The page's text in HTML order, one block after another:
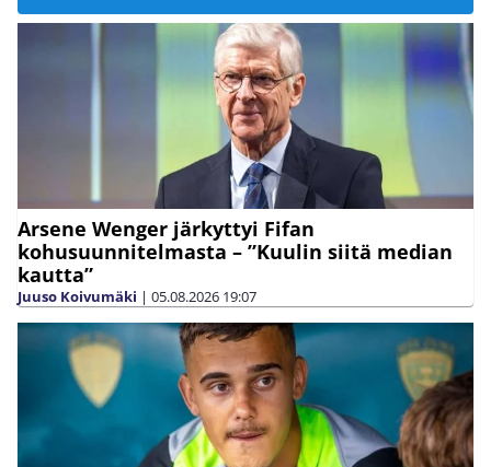
Arsene Wenger järkyttyi Fifan
kohusuunnitelmasta – ”Kuulin siitä median
kautta”
Juuso Koivumäki | 05.08.2026 19:07